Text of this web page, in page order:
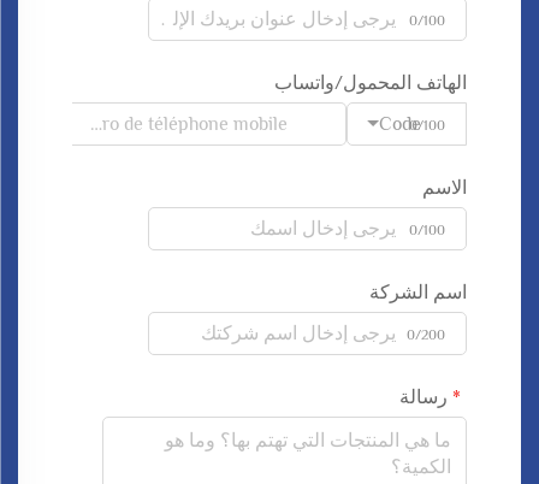
0/100
الهاتف المحمول/واتساب
Code0/100
الاسم
0/100
اسم الشركة
0/200
رسالة